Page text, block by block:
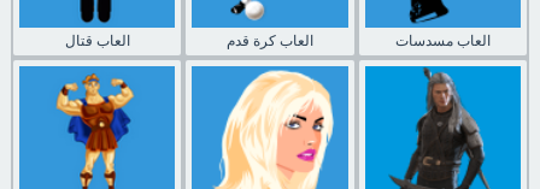
العاب قتال العاب كرة قدم العاب مسدسات